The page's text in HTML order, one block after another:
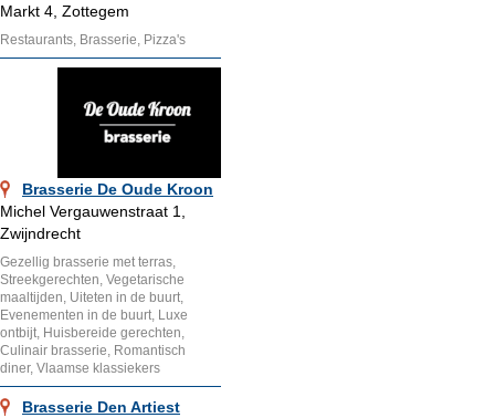
Markt 4, Zottegem
Restaurants, Brasserie, Pizza's
Brasserie De Oude Kroon
Michel Vergauwenstraat 1,
Zwijndrecht
Gezellig brasserie met terras,
Streekgerechten, Vegetarische
maaltijden, Uiteten in de buurt,
Evenementen in de buurt, Luxe
ontbijt, Huisbereide gerechten,
Culinair brasserie, Romantisch
diner, Vlaamse klassiekers
Brasserie Den Artiest